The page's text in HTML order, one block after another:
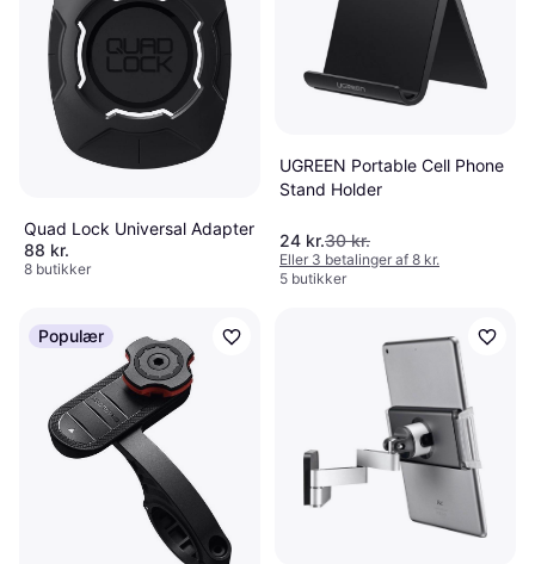
Quad Lock Universal Adapter
88 kr.
8 butikker
UGREEN Portable Cell Phone
Stand Holder
24 kr.30 kr.
Eller 3 betalinger af 8 kr.
5 butikker
Populær